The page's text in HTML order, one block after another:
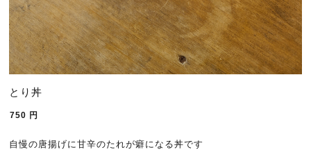
とり丼
750 円
自慢の唐揚げに甘辛のたれが癖になる丼です